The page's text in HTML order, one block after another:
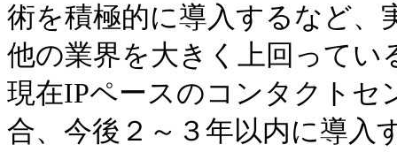
術を積極的に導入するなど、
他の業界を大きく上回って
現在IPペースのコンタクトセ
合、今後２～３年以内に導入